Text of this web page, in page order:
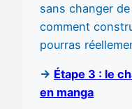
sans changer
comment
pourras
→ Étape 3 : le
en manga